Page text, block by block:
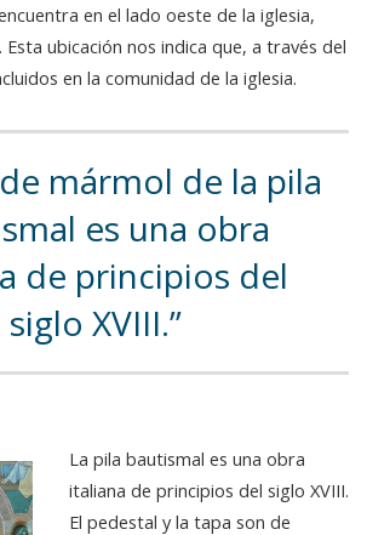
en el lado oeste de la iglesia,
ubicación nos indica que, a través del
en la comunidad de la iglesia.
mármol de la pila
es una obra
de principios del
siglo XVIII.
La pila bautismal es una obra
italiana de principios del siglo XVIII.
El pedestal y la tapa son de